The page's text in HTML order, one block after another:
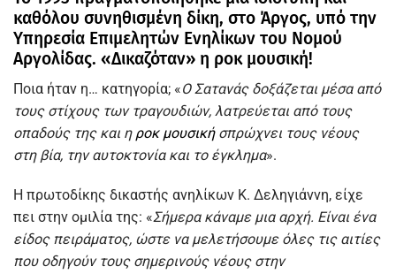
καθόλου συνηθισμένη δίκη, στο Άργος, υπό την
Υπηρεσία Επιμελητών Ενηλίκων του Νομού
Αργολίδας. «Δικαζόταν» η ροκ μουσική!
Ποια ήταν η… κατηγορία; «Ο Σατανάς δοξάζεται μέσα από
τους στίχους των τραγουδιών, λατρεύεται από τους
οπαδούς της και η ροκ μουσικήσπρώχνει τους νέους
στη βία, την αυτοκτονία και το έγκλημα».
Η πρωτοδίκης δικαστής ανηλίκων Κ. Δεληγιάννη, είχε
πει στην ομιλία της: «Σήμερα κάναμε μια αρχή. Είναι ένα
είδος πειράματος, ώστε να μελετήσουμε όλες τις αιτίες
που οδηγούν τους σημερινούς νέους στην